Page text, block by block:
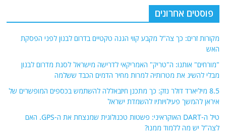
פוסטים אחרונים
מקורות זרים: כך צה"ל מקבע קווי הגנה טקטיים בדרום לבנון לפני הפסקת
האש
"מורחים" אותנו: ה"טריק" האמריקאי לדרישה מישראל לסגת מדרום לבנון
מבלי להשיג את מטרותיה למרות מחיר הדמים הכבד ששלמה
8.5 מיליארד דולר נזק: כך מתכנן חיזבאללה להשתמש בכספים המופשרים של
איראן להמשך פעילויותיו להשמדת ישראל
טיל ה-DART האוקראיני: פשטות טכנולוגית שמנצחת את ה-GPS. האם
לצה"ל יש מה ללמוד ממנו?